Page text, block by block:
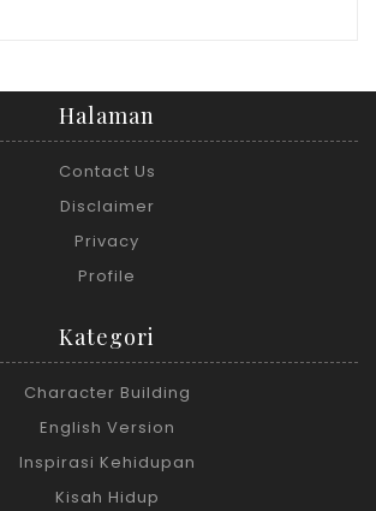
Halaman
Contact Us
Disclaimer
Privacy
Profile
Kategori
Character Building
English Version
Inspirasi Kehidupan
Kisah Hidup